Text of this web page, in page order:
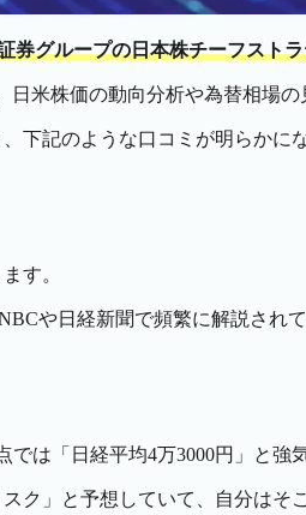
券グループの日本株チーフスト
日米株価の動向分析や為替相場
下記のような口コミが明らかに
す。
や日経新聞で頻繁に解説され
は「日経平均4万3000円」と強
ク」と予想していて、自分はそ